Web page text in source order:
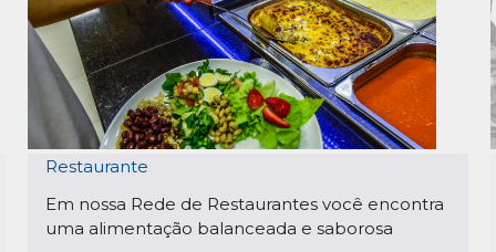
Restaurante
Em nossa Rede de Restaurantes você encontra
uma alimentação balanceada e saborosa